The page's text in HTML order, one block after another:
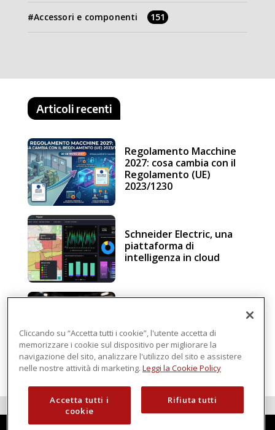
Accessori e componenti 151
Articoli recenti
Regolamento Macchine
2027: cosa cambia con il
Regolamento (UE)
2023/1230
Schneider Electric, una
piattaforma di
intelligenza in cloud
Regolamento macchine
Cliccando su “Accetta tutti i cookie”, l'utente accetta di
memorizzare i cookie sul dispositivo per migliorare la
navigazione del sito, analizzare l'utilizzo del sito e assistere
nelle nostre attività di marketing. Leggi la Cookie Policy
Accetta tutti i
cookie
Rifiuta tutti